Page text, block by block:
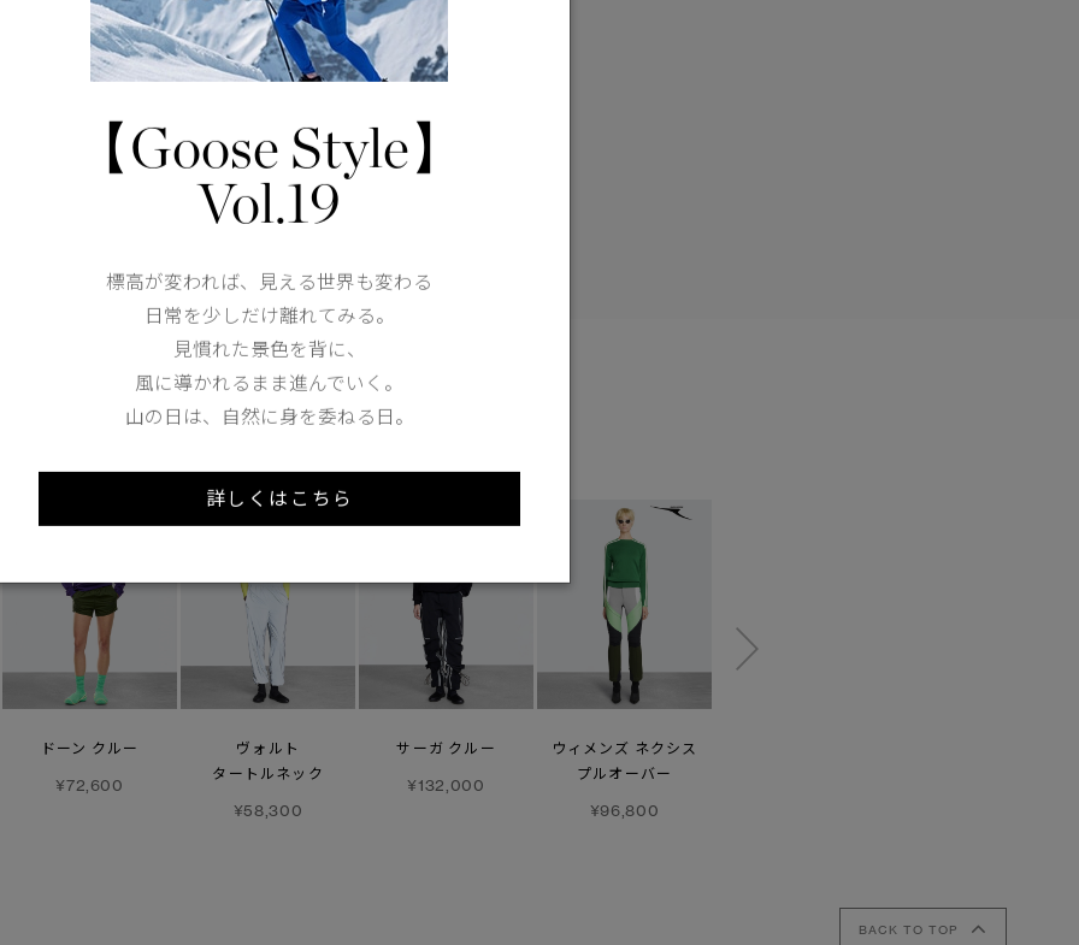
リブ仕様の襟元、袖口、裾
仕様が変更する場合がございます。
あなたへのおすすめ
ドーン クルー
¥72,600
ヴォルト
タートルネック
¥58,300
サーガ クルー
¥132,000
ウィメンズ ネクシス
プルオーバー
¥96,800
BACK TO TOP
【Goose Style】
Vol.19
標高が変われば、見える世界も変わる
日常を少しだけ離れてみる。
見慣れた景色を背に、
風に導かれるまま進んでいく。
山の日は、自然に身を委ねる日。
詳しくはこちら